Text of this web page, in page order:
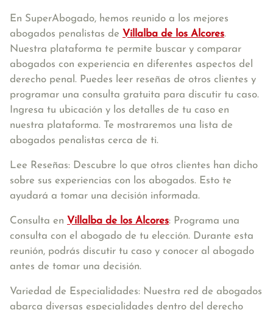
En SuperAbogado, hemos reunido a los mejores
abogados penalistas de Villalba de los Alcores.
Nuestra plataforma te permite buscar y comparar
abogados con experiencia en diferentes aspectos del
derecho penal. Puedes leer reseñas de otros clientes y
programar una consulta gratuita para discutir tu caso.
Ingresa tu ubicación y los detalles de tu caso en
nuestra plataforma. Te mostraremos una lista de
abogados penalistas cerca de ti.
Lee Reseñas: Descubre lo que otros clientes han dicho
sobre sus experiencias con los abogados. Esto te
ayudará a tomar una decisión informada.
Consulta en Villalba de los Alcores: Programa una
consulta con el abogado de tu elección. Durante esta
reunión, podrás discutir tu caso y conocer al abogado
antes de tomar una decisión.
Variedad de Especialidades: Nuestra red de abogados
abarca diversas especialidades dentro del derecho